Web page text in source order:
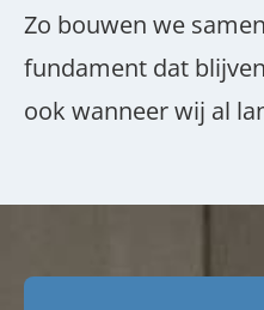
Zo bouwen we
fundament dat
ook wanneer wij al